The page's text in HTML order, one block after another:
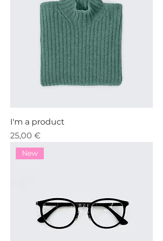
I'm a product
Precio
25,00 €
New